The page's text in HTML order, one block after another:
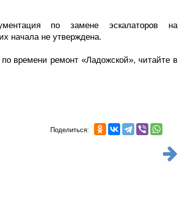
по замене эскалаторов на
начала не утверждена.
времени ремонт «Ладожской», читайте в
Поделиться: